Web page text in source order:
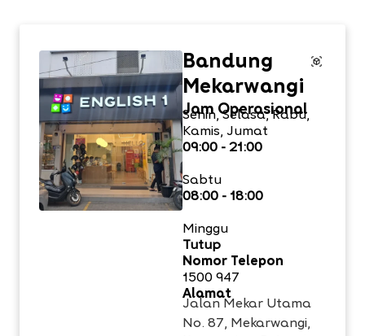
Bandung
Mekarwangi
Jam Operasional
Senin, Selasa, Rabu,
Kamis, Jumat
09:00 - 21:00
Sabtu
08:00 - 18:00
Minggu
Tutup
Nomor Telepon
1500 947
Alamat
Jalan Mekar Utama
No. 87, Mekarwangi,